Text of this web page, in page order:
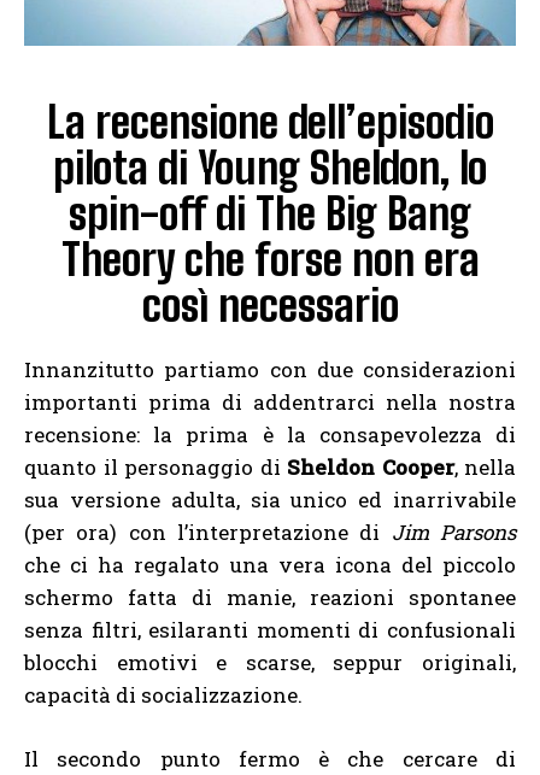
La recensione dell’episodio
pilota di Young Sheldon, lo
spin-off di The Big Bang
Theory che forse non era
così necessario
Innanzitutto partiamo con due considerazioni
importanti prima di addentrarci nella nostra
recensione: la prima è la consapevolezza di
quanto il personaggio di Sheldon Cooper, nella
sua versione adulta, sia unico ed inarrivabile
(per ora) con l’interpretazione di Jim Parsons
che ci ha regalato una vera icona del piccolo
schermo fatta di manie, reazioni spontanee
senza filtri, esilaranti momenti di confusionali
blocchi emotivi e scarse, seppur originali,
capacità di socializzazione.
Il secondo punto fermo è che cercare di